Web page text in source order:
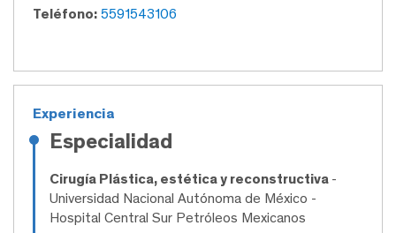
Teléfono: 5591543106
Experiencia
Especialidad
Cirugía Plástica, estética y reconstructiva -
Universidad Nacional Autónoma de México -
Hospital Central Sur Petróleos Mexicanos